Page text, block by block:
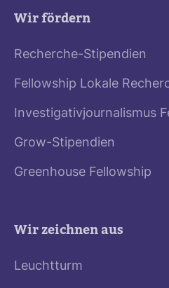
Wir fördern
Recherche-Stipendien
Fellowship Lokale
Investigativjournalismus
Grow-Stipendien
Greenhouse Fellowship
Wir zeichnen aus
Leuchtturm